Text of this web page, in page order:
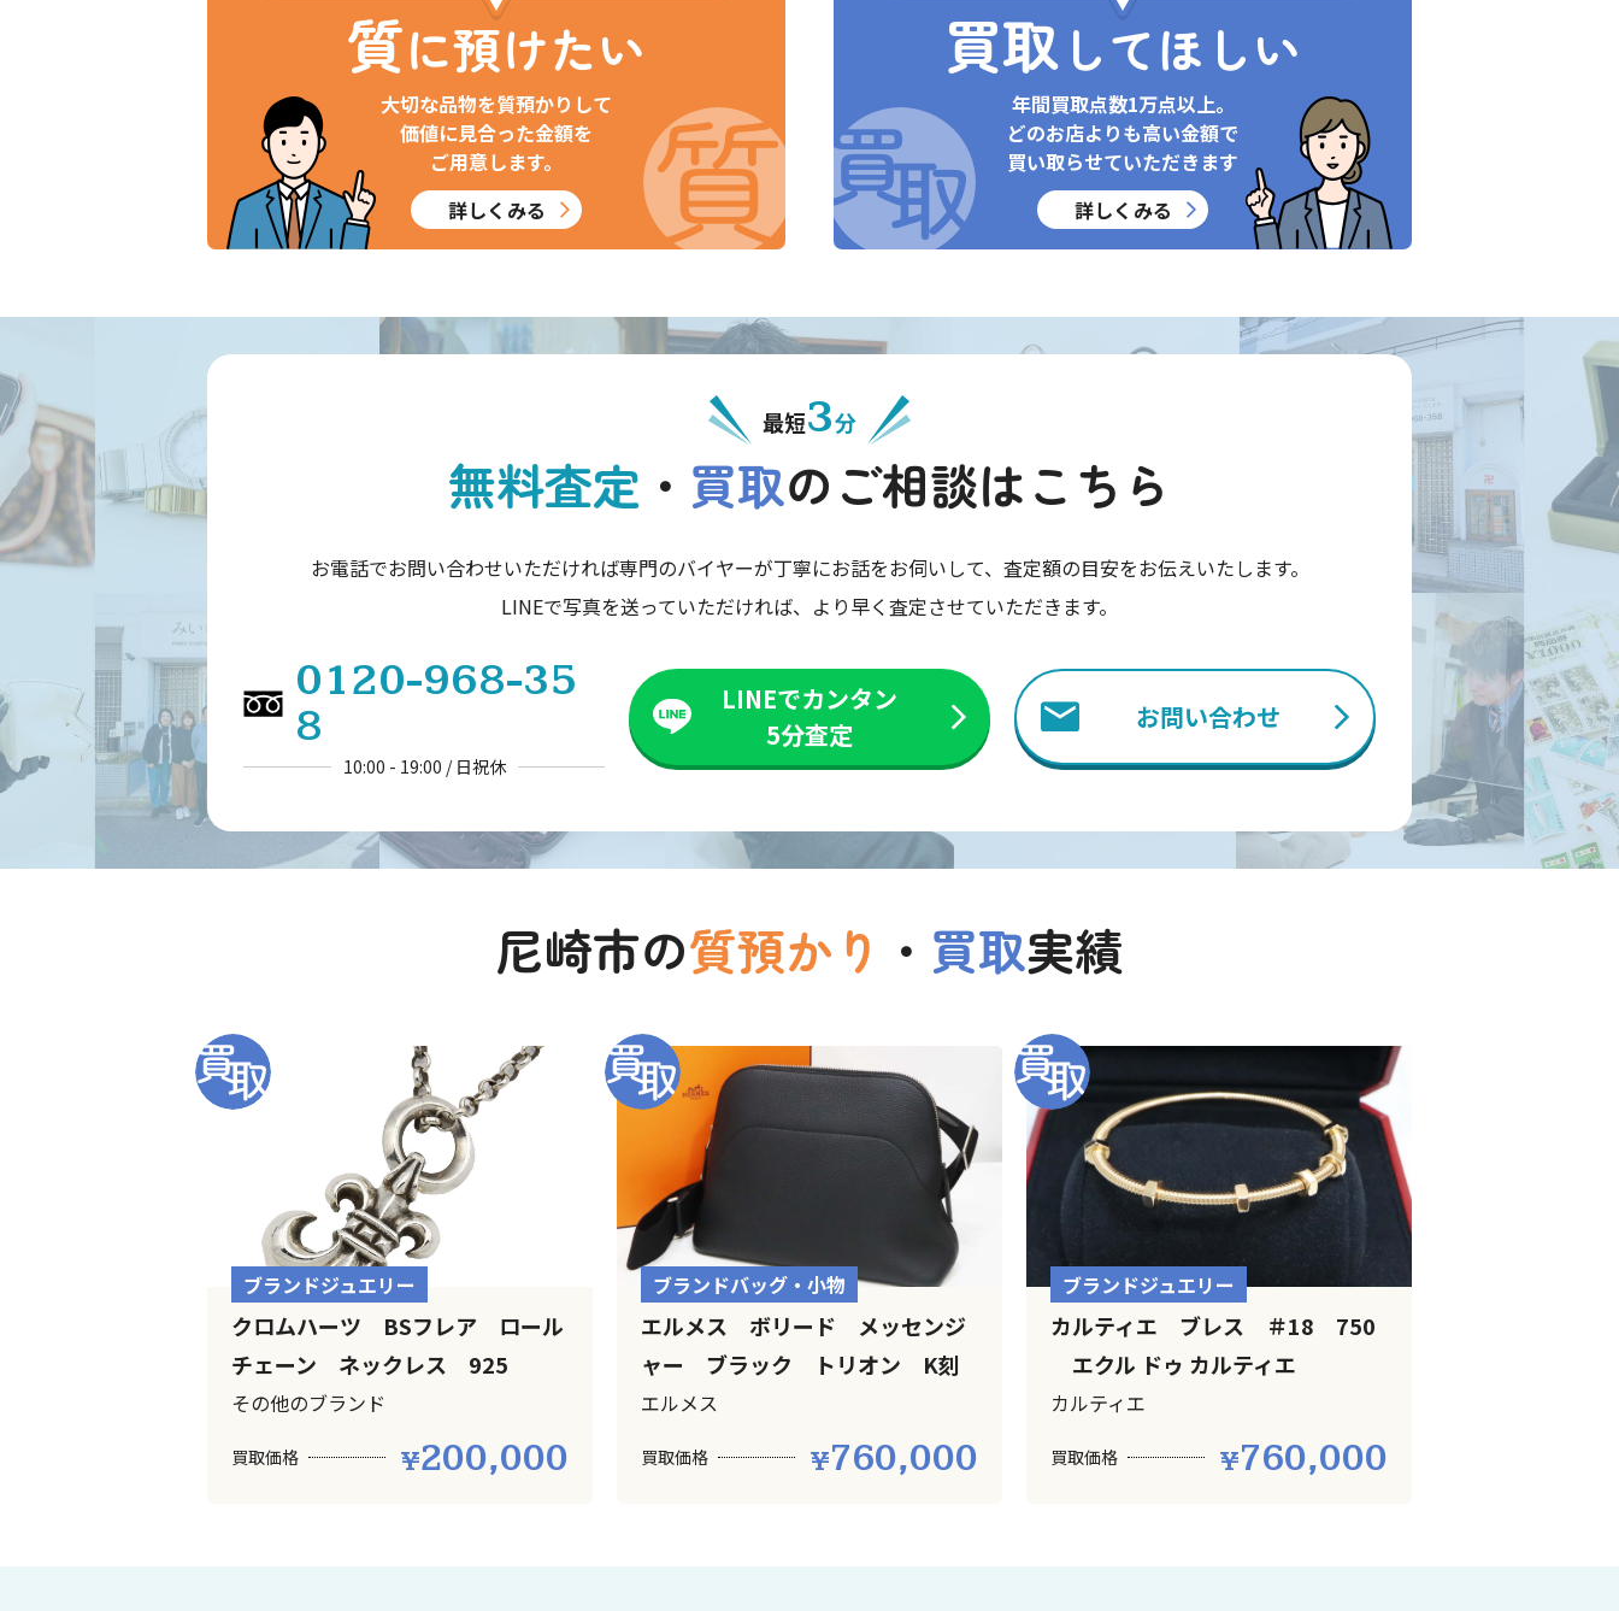
質に預けたい
大切な品物を質預かりして
価値に見合った金額を
ご用意します。
詳しくみる
買取 してほしい
年間買取点数1万点以上。
どのお店よりも高い金額で
買い取らせていただきます
詳しくみる
最短3分
無料査定 ・ 買取のご相談はこちら
お電話でお問い合わせいただければ専門のバイヤーが丁寧にお話をお伺いして、査定額の目安をお伝えいたします。
LINEで写真を送っていただければ、より早く査定させていただきます。
0120-968-35
8
10:00 - 19:00 / 日祝休
LINEでカンタン
5分査定
お問い合わせ
尼崎市の質預かり ・ 買取実績
ブランドジュエリー
クロムハーツ BSフレア ロール
チェーン ネックレス 925
その他のブランド
買取価格 200,000
ブランドバッグ・小物
エルメス ボリード メッセンジ
ャー ブラック トリオン K刻
エルメス
買取価格 760,000
ブランドジュエリー
カルティエ ブレス ＃18 750
エクル ドゥ カルティエ
カルティエ
買取価格 760,000